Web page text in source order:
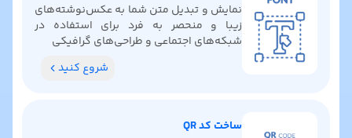
نمایش و تبدیل متن شما به عکس‌نوشته‌های
زیبا و منحصر به فرد برای استفاده در
شبکه‌های اجتماعی و طراحی‌های گرافیکی
شروع کنید
ساخت کد QR